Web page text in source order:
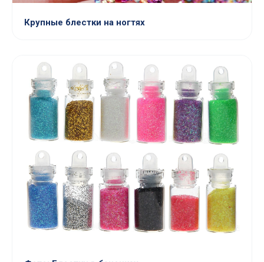
Крупные блестки на ногтях